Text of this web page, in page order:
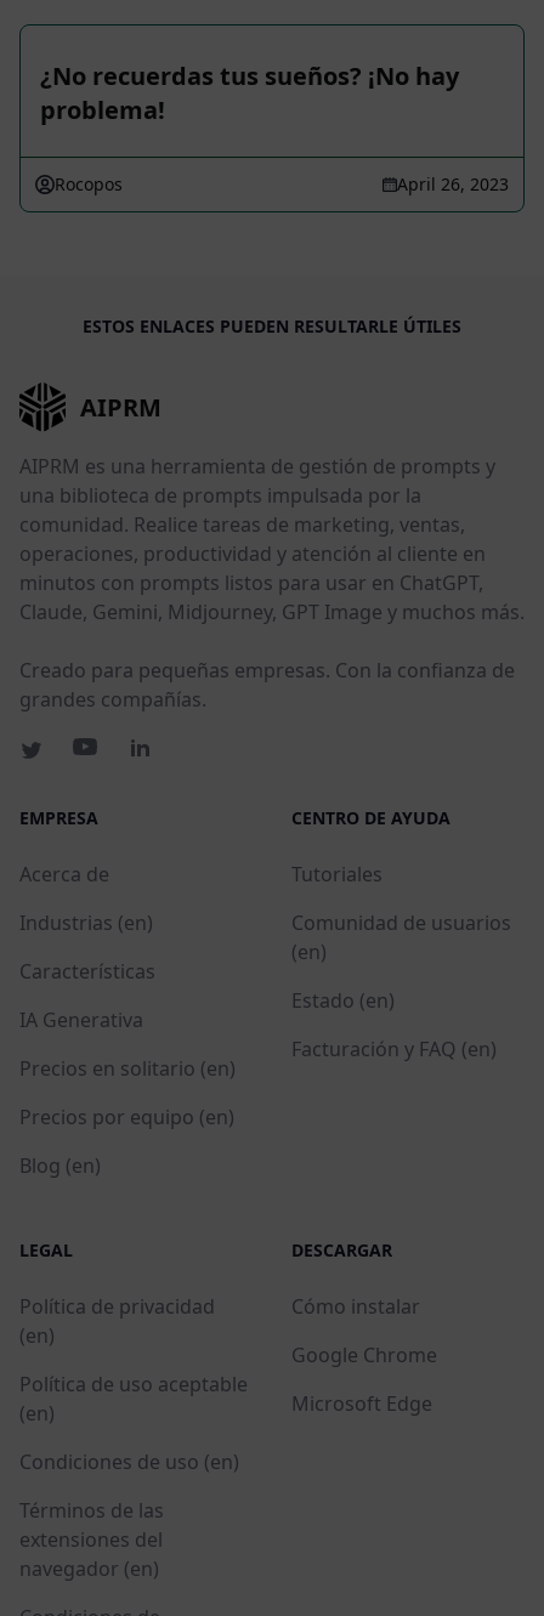
¿No recuerdas tus sueños? ¡No hay
problema!
Rocopos April 26, 2023
ESTOS ENLACES PUEDEN RESULTARLE ÚTILES
AIPRM
AIPRM es una herramienta de gestión de prompts y
una biblioteca de prompts impulsada por la
comunidad. Realice tareas de marketing, ventas,
operaciones, productividad y atención al cliente en
minutos con prompts listos para usar en ChatGPT,
Claude, Gemini, Midjourney, GPT Image y muchos más.
Creado para pequeñas empresas. Con la confianza de
grandes compañías.
EMPRESA
Acerca de
Industrias (en)
Características
IA Generativa
Precios en solitario (en)
Precios por equipo (en)
Blog (en)
CENTRO DE AYUDA
Tutoriales
Comunidad de usuarios
(en)
Estado (en)
Facturación y FAQ (en)
LEGAL
Política de privacidad
(en)
Política de uso aceptable
(en)
Condiciones de uso (en)
Términos de las
extensiones del
navegador (en)
DESCARGAR
Cómo instalar
Google Chrome
Microsoft Edge